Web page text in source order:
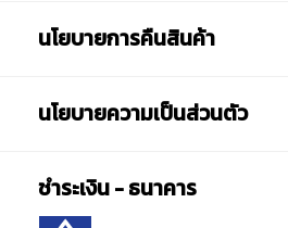
นโยบายการคืนสินค้า
นโยบายความเป็นส่วนตัว
ชำระเงิน - ธนาคาร